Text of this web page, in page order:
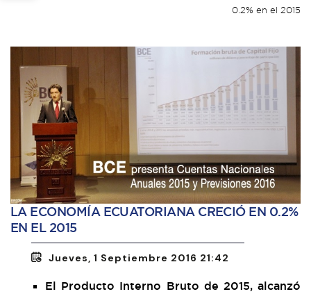
0.2% en el 2015
LA ECONOMÍA ECUATORIANA CRECIÓ EN 0.2%
EN EL 2015
Jueves, 1 Septiembre 2016 21:42
El Producto Interno Bruto de 2015, alcanzó